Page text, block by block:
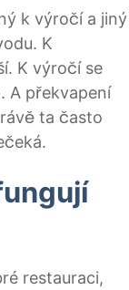
k výročí a jiný
K
K výročí se
A překvapení
ta často
restauraci,